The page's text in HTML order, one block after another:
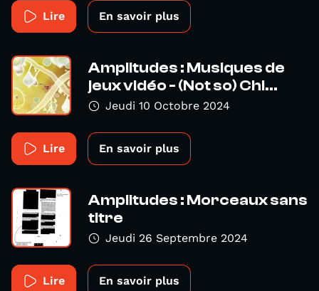
Lire En savoir plus
Amplitudes : Musiques de
jeux vidéo - (Not so) Chi...
Jeudi 10 Octobre 2024
Lire En savoir plus
Amplitudes : Morceaux sans
titre
Jeudi 26 Septembre 2024
Lire En savoir plus